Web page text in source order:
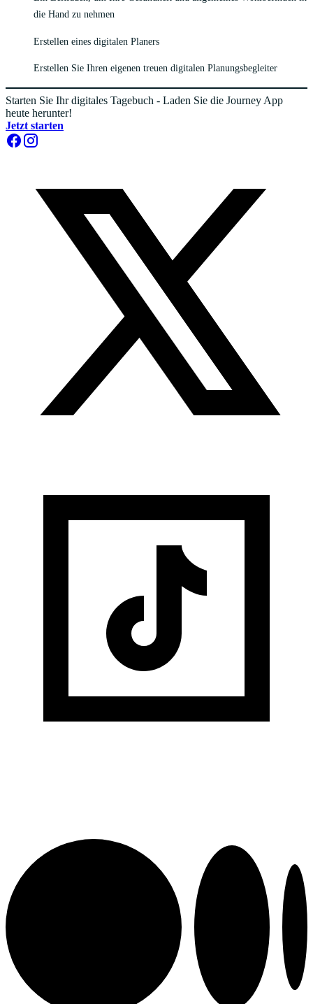
die Hand zu nehmen
Erstellen eines digitalen Planers
Erstellen Sie Ihren eigenen treuen digitalen Planungsbegleiter
Starten Sie Ihr digitales Tagebuch - Laden Sie die Journey App
heute herunter!
Jetzt starten